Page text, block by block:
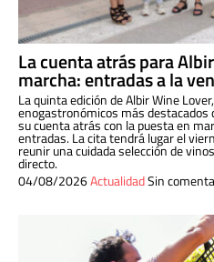
La cuenta atrás para
marcha: entradas a la
La quinta edición de Albir Wine
enogastronómicos más destacados
su cuenta atrás con la puesta en
entradas. La cita tendrá lugar el
reunir una cuidada selección de
directo.
04/08/2026ActualidadSin